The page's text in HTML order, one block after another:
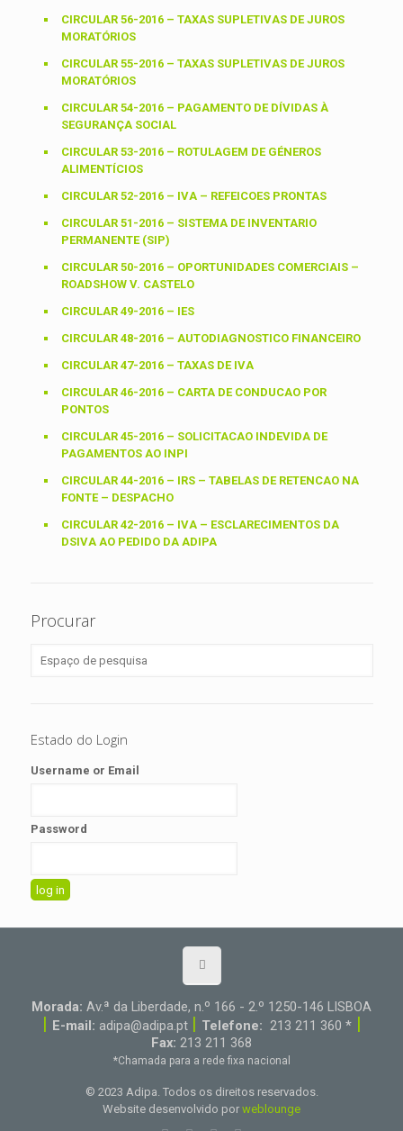
CIRCULAR 56-2016 – TAXAS SUPLETIVAS DE JUROS
MORATÓRIOS
CIRCULAR 55-2016 – TAXAS SUPLETIVAS DE JUROS
MORATÓRIOS
CIRCULAR 54-2016 – PAGAMENTO DE DÍVIDAS À
SEGURANÇA SOCIAL
CIRCULAR 53-2016 – ROTULAGEM DE GÉNEROS
ALIMENTÍCIOS
CIRCULAR 52-2016 – IVA – REFEICOES PRONTAS
CIRCULAR 51-2016 – SISTEMA DE INVENTARIO
PERMANENTE (SIP)
CIRCULAR 50-2016 – OPORTUNIDADES COMERCIAIS –
ROADSHOW V. CASTELO
CIRCULAR 49-2016 – IES
CIRCULAR 48-2016 – AUTODIAGNOSTICO FINANCEIRO
CIRCULAR 47-2016 – TAXAS DE IVA
CIRCULAR 46-2016 – CARTA DE CONDUCAO POR
PONTOS
CIRCULAR 45-2016 – SOLICITACAO INDEVIDA DE
PAGAMENTOS AO INPI
CIRCULAR 44-2016 – IRS – TABELAS DE RETENCAO NA
FONTE – DESPACHO
CIRCULAR 42-2016 – IVA – ESCLARECIMENTOS DA
DSIVA AO PEDIDO DA ADIPA
Procurar
Estado do Login
Username or Email
Password
Morada: Av.ª da Liberdade, n.º 166 - 2.º 1250-146 LISBOA
| E-mail: adipa@adipa.pt | Telefone: 213 211 360 *|
Fax: 213 211 368
*Chamada para a rede fixa nacional
© 2023 Adipa. Todos os direitos reservados.
Website desenvolvido por weblounge